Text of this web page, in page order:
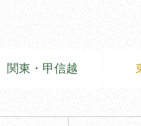
関東・甲信越